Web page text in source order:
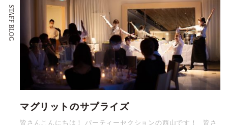
STAFF BLOG
マグリットのサプライズ
皆さんこんにちは！ パーティーセクションの西山です！ 皆さ